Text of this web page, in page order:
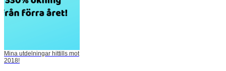
Mina utdelningar hittills mot
2018!